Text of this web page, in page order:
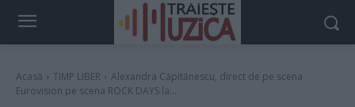
Acasă TIMP LIBER
Alexandra Căpitănescu, direct de pe scena
Eurovision pe scena ROCK DAYS la...